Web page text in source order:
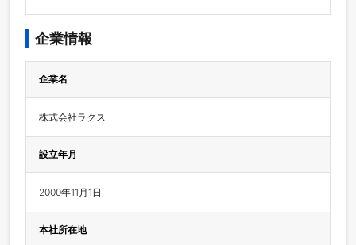
企業情報
企業名
株式会社ラクス
設立年月
2000年11月1日
本社所在地